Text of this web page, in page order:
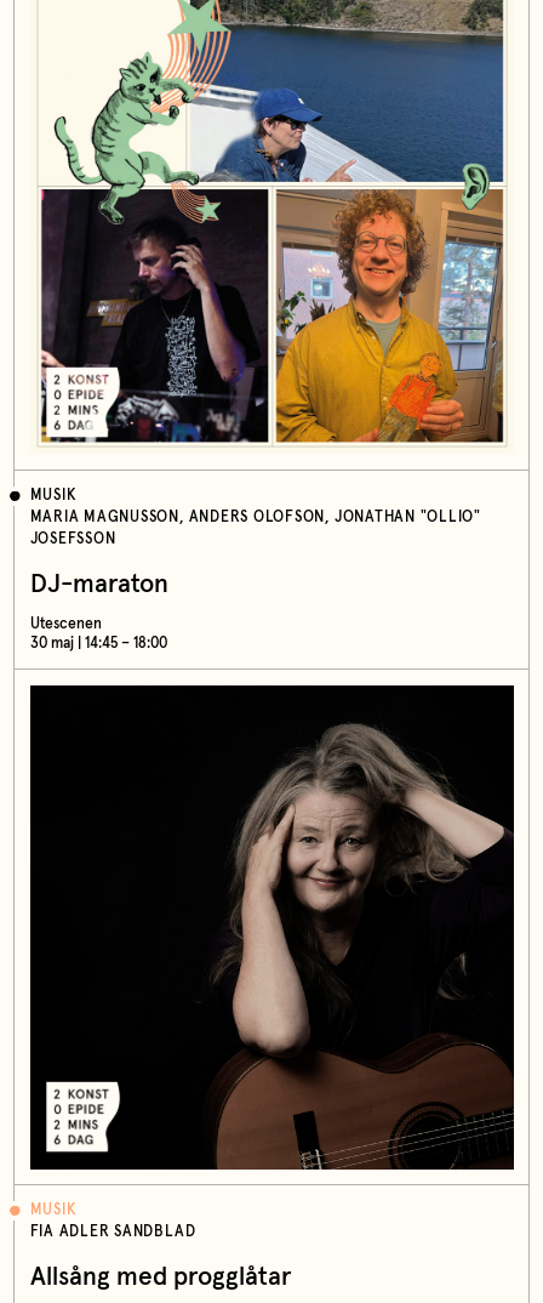
MUSIK
MARIA MAGNUSSON, ANDERS OLOFSON, JONATHAN "OLLIO"
JOSEFSSON
DJ-maraton
Utescenen
30 maj | 14:45 – 18:00
MUSIK
FIA ADLER SANDBLAD
Allsång med progglåtar